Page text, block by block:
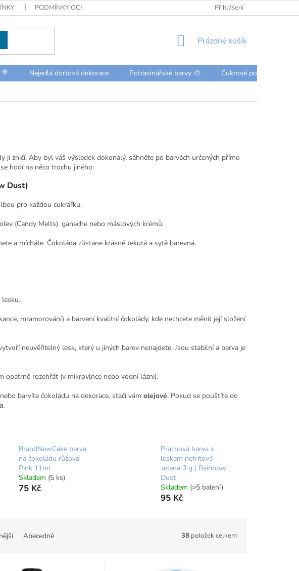
PODMÍNKY OCHRANY OSOBNÍCH ÚDAJŮ KONTAKTYPřihlášení
NÁKUPNÍ
Prázdný košík
Nejedlá dortová dekorace Potravinářské barvy 🎨
Cukrové posypky a
ji zničí. Aby byl váš výsledek dokonalý, sáhněte po barvách určených přímo
hodí na něco trochu jiného:
Dust)
pro každou cukrářku.
(Candy Melts), ganache nebo máslových krémů.
a mícháte. Čokoláda zůstane krásně tekutá a sytě barevná.
lesku.
mramorování) a barvení kvalitní čokolády, kde nechcete měnit její složení
neuvěřitelný lesk, který u jiných barev nenajdete. Jsou stabilní a barva je
opatrně rozehřát (v mikrovlnce nebo vodní lázni).
barvíte čokoládu na dekorace, stačí vám olejové. Pokud se pouštíte do
.
BrandNewCake barva
na čokoládu růžová
Pink 11ml
Skladem (5 ks)
75 Kč
Prachová barva s
leskem nefritová
zelená 3 g | Rainbow
Dust
Skladem (>5 balení)
95 Kč
Abecedně 38 položek celkem